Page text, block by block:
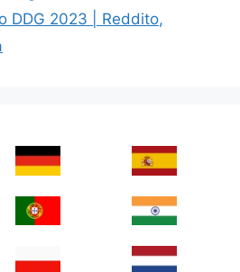
DDG 2023 | Reddito,